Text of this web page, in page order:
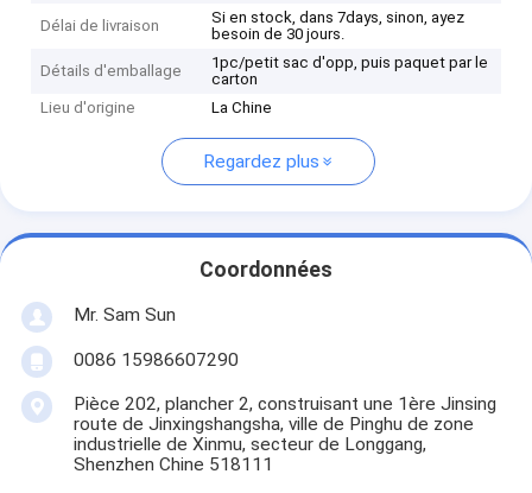
Délai de livraison
Si en stock, dans 7days, sinon, ayez
besoin de 30 jours.
Détails d'emballage
1pc/petit sac d'opp, puis paquet par le
carton
Lieu d'origine
La Chine
Regardez plus
Coordonnées
Mr. Sam Sun
0086 15986607290
Pièce 202, plancher 2, construisant une 1ère Jinsing
route de Jinxingshangsha, ville de Pinghu de zone
industrielle de Xinmu, secteur de Longgang,
Shenzhen Chine 518111